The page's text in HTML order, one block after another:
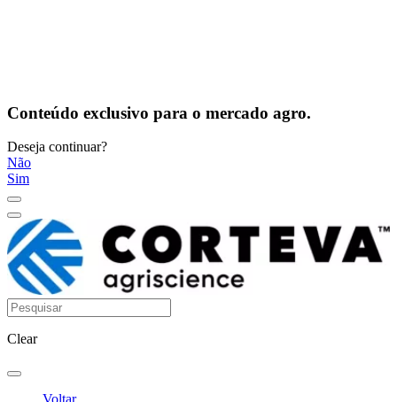
Conteúdo exclusivo para o mercado agro.
Deseja continuar?
Não
Sim
Clear
Voltar